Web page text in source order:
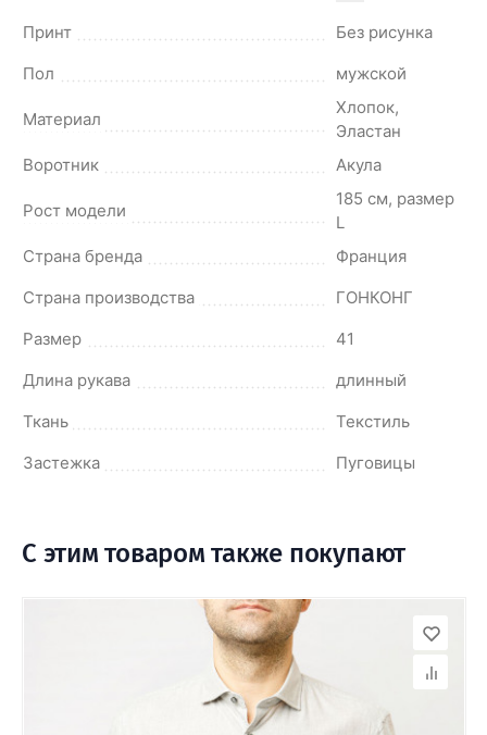
Принт
Без рисунка
Пол
мужской
Материал
Хлопок,
Эластан
Воротник
Акула
Рост модели
185 см, размер
L
Страна бренда
Франция
Страна производства
ГОНКОНГ
Размер
41
Длина рукава
длинный
Ткань
Текстиль
Застежка
Пуговицы
С этим товаром также покупают